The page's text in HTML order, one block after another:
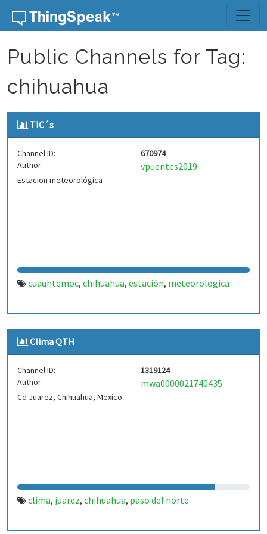
Skip to content
Public Channels for Tag:
chihuahua
TIC´s
Channel ID:
670974
Author:
vpuentes2019
Estacion meteorológica
cuauhtemoc, chihuahua, estación, meteorologica
Clima QTH
Channel ID:
1319124
Author:
mwa0000021740435
Cd Juarez, Chihuahua, Mexico
clima, juarez, chihuahua, paso del norte